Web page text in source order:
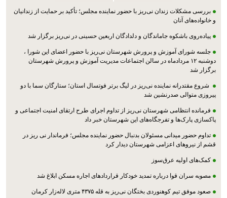
بررسی مشکلات زندان نی‌ریز با حضور نماینده مجلس؛ تأکید بر حمایت از زندانیان
و خانواده‌های آنان
پیاده‌روی باشکوه جاماندگان و دلدادگان اربعین حسینی در نی‌ریز برگزار شد
جلسه شورای آموزش و پرورش شهرستان نی‌ریز با حضور اعضای این شورا ،
دوشنبه ۱۲ مردادماه در سالن اجتماعات مدیریت آموزش و پرورش شهرستان
برگزار شد
شروع مقتدرانه نماینده نی‌ریز در لیگ برتر فوتسال استان؛ ستارگان سما با دو
پیروزی متوالی صدرنشین شد
فرمانده انتظامی شهرستان نی‌ریز از تداوم اجرای طرح ارتقای امنیت اجتماعی و
پاکسازی پارک‌ها و تفرجگاه‌های این شهرستان خبر داد
تداوم حضور میدانی مسئولان بدنبال حضور نماینده مجلس؛ فرماندار نی ریز در
قشم از نیروهای اعزامی شهرستان دیدار کرد
کمک‌های اولیه عرق‌سوز
مصوبه سران قوا درباره تمدید خودکار قراردادهای اجاره مسکن ابلاغ شد
صعود موفق تیم کوهنوردی بختگان نی‌ریز به قله ۴۳۷۵ متری لاله‌زار کرمان